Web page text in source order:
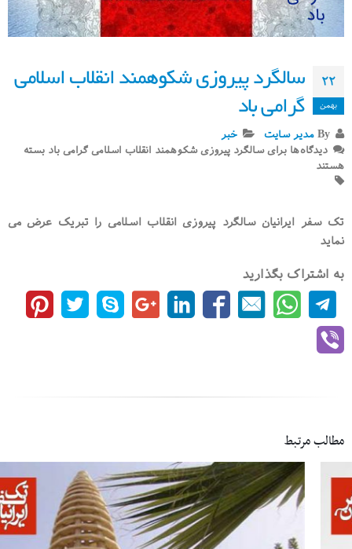
۲۲
بهمن
سالگرد پیروزی شکوهمند انقلاب اسلامی
گرامی باد
مدیر سایت
خبر
دیدگاه‌ها برای سالگرد پیروزی شکوهمند انقلاب اسلامی گرامی باد بسته
هستند
تک سفر ایرانیان سالگرد پیروزی انقلاب اسلامی را تبریک عرض می
نماید
به اشتراک بگذارید
مطالب مرتبط